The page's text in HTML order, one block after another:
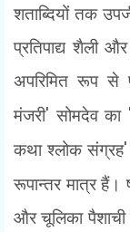
शताब्दियों तक
प्रतिपाद्य शैली
अपरिमित रूप से
मंजरी'सोमदेव का
कथा श्लोक संग्रह
रूपान्तर मात्र हैं।
और चूलिका पैशाची